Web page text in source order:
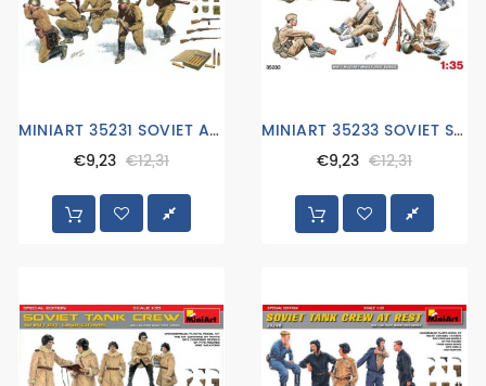
MINIART 35231 SOVIET ARTILLERY CREW SPECIAL EDITION
€9,23 €12,31
MINIART 35233 SOVIET SOLDIERS TAKING A BREAK
€9,23 €12,31